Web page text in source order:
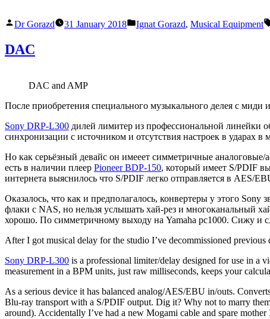
Posted
Dr Gorazd 31 January 2018
Posted
Ignat Gorazd, Musical Equipment
DAC
DAC and AMP
После приобретения специального музыкального делея с
Sony DRP-L300 дилей лимитер из профессиональной линейки
синхронизации с источником и отсутствия настроек в ударах
Но как серьёзный девайс он имееет симметричные
есть в наличии плеер Pioneer BDP-150, который имеет S/PDIF
интернета выяснилось что S/PDIF легко отправляется в AES/
Оказалось, что как и предполагалось, конвертеры у этого
флаки с NAS, но нельзя услышать хай-рез и многоканальный
хорошо. По симметричному выходу на Yamaha pc1000. Сижу и
After I got musical delay for the studio I’ve decommissioned
Sony DRP-L300 is a professional limiter/delay designed for use in a
measurement in a BPM units, just raw milliseconds, keeps your
As a serious device it has balanced analog/AES/EBU in/outs.
Blu-ray transport with a S/PDIF output. Dig it? Why not to marry
around). Accidentally I’ve had a new Mogami cable and spare